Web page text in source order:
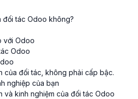
đối tác Odoo không?
với Odoo
Odoo
của đối tác, không phải cấp bậc.
nghiệp của bạn
và kinh nghiệm của đối tác Odoo